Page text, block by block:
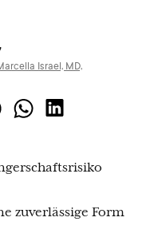
Israel, MD,
zuverlässige Form